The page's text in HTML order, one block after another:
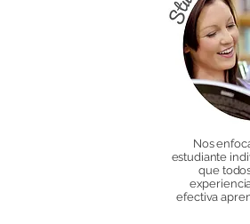
Nos
estudiante
que
efectiva